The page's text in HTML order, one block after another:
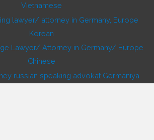
Vietnamese
Korean
Chinese